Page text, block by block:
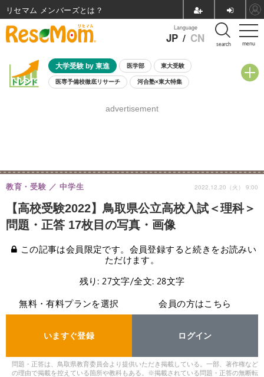
menu
Language
JP / CN search
大学受験 by 東進 医学部 東大受験
医専予備校徹底リサーチ 河合塾×東大特集
8月開催学校説明会・相談会
advertisement
【高校受験2022】鳥取県公立高校入試＜理科＞
問題・正答 17枚目の写真・画像
教育・受験 中学生 2022.12.20（火） 9:00
この記事は会員限定です。会員登録すると続きをお読みい
ただけます。
残り: 27文字/全文: 28文字
無料・有料プランを選択
いますぐ登録
会員の方はこちら
ログイン
問題・正答は、鳥取県教育委員会より提供いただき掲載している。一部、著作権など
の理由で掲載を控えている箇所や教科もある。※掲載されている問題・正答の無断転
リセマム メンバーズ